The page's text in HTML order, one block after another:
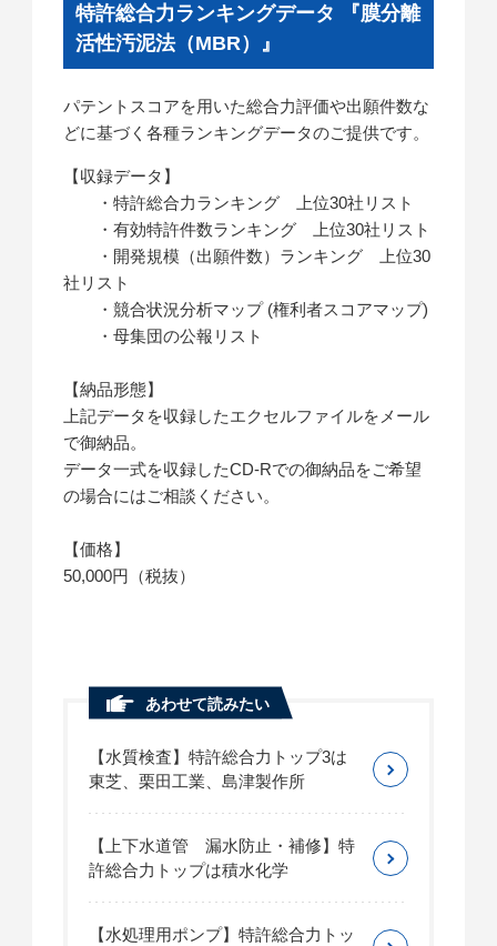
特許総合力ランキングデータ 『膜分離
活性汚泥法（MBR）』
パテントスコアを用いた総合力評価や出願件数な
どに基づく各種ランキングデータのご提供です。
【収録データ】
・特許総合力ランキング 上位30社リスト
・有効特許件数ランキング 上位30社リスト
・開発規模（出願件数）ランキング 上位30
社リスト
・競合状況分析マップ (権利者スコアマップ)
・母集団の公報リスト
【納品形態】
上記データを収録したエクセルファイルをメール
で御納品。
データ一式を収録したCD-Rでの御納品をご希望
の場合にはご相談ください。
【価格】
50,000円（税抜）
あわせて読みたい
【水質検査】特許総合力トップ3は
東芝、栗田工業、島津製作所
【上下水道管 漏水防止・補修】特
許総合力トップは積水化学
【水処理用ポンプ】特許総合力トッ